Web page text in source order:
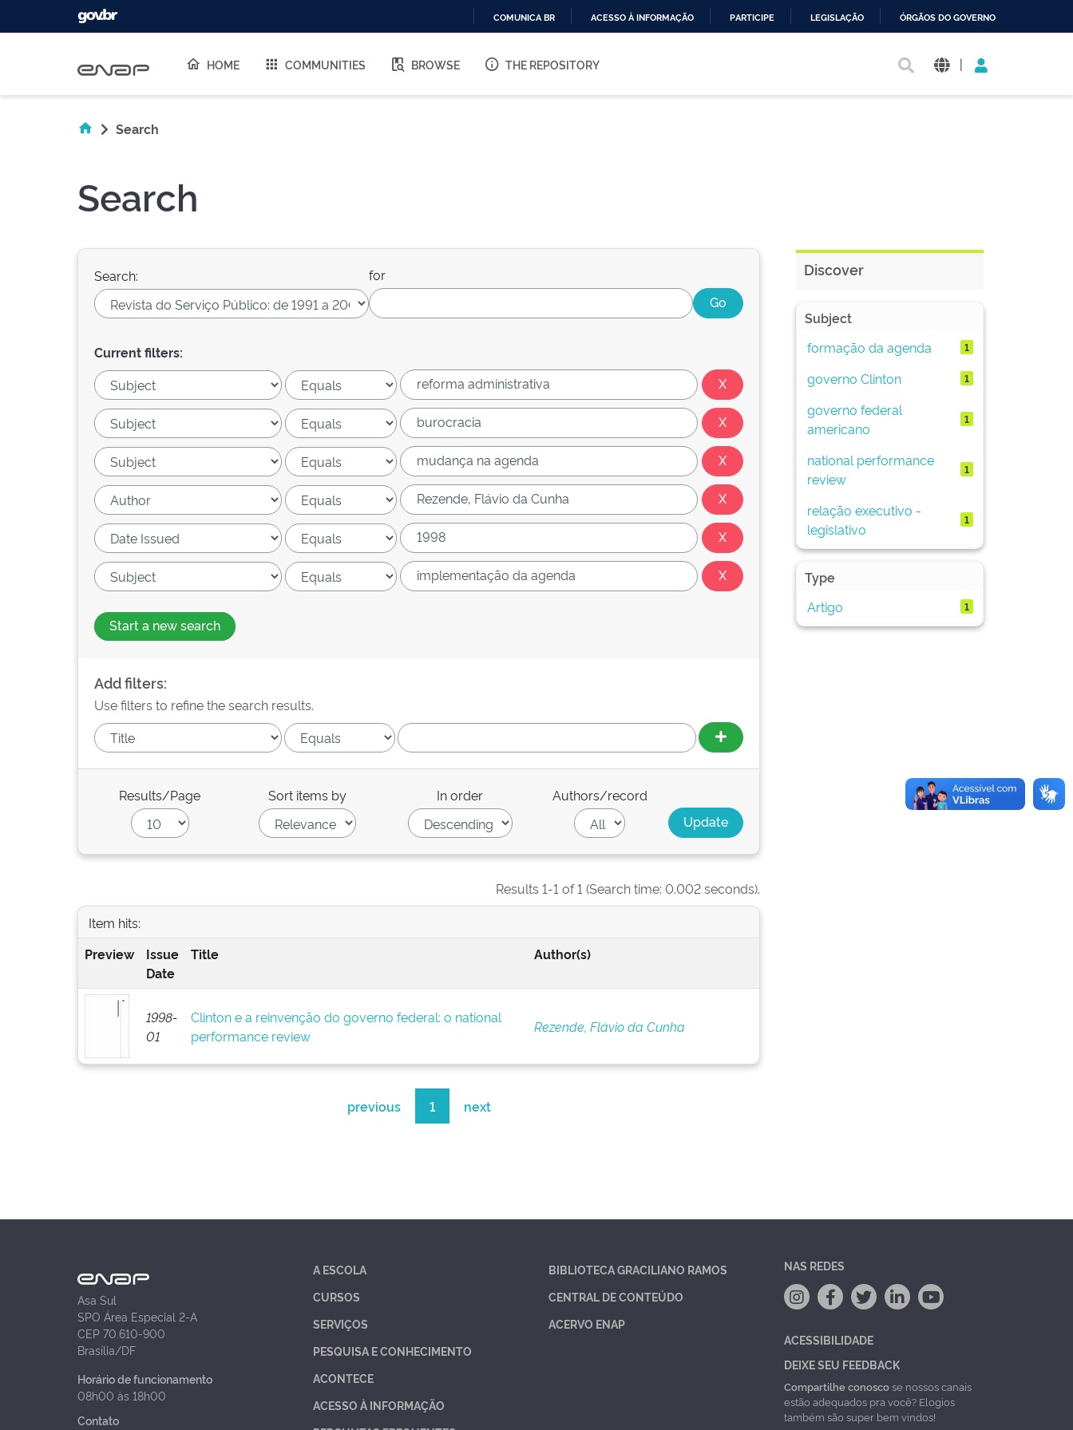
O
COMUNICA BR ACESSO À INFORMAÇÃO PARTICIPE LEGISLAÇÃO ÓRGÃOS DO GOVERNO
HOME COMMUNITIES BROWSE THE REPOSITORY |
Search
Search
Search: for
Current filters:
Start a new search
Add filters:
Use filters to refine the search results.
Results/Page Sort items by In order Authors/record
Results 1-1 of 1 (Search time: 0.002 seconds).
Item hits:
Preview
Issue
Date
Title Author(s)
1998-
01
Clinton e a reinvenção do governo federal: o national
performance review
Rezende, Flávio da Cunha
previous 1 next
Discover
Subject
formação da agenda
1
governo Clinton 1
governo federal
americano
1
national performance
review
1
relação executivo -
legislativo
1
Type
Artigo
1
Asa Sul
SPO Área Especial 2-A
CEP 70.610-900
Brasília/DF
Horário de funcionamento
08h00 às 18h00
Contato
A ESCOLA
CURSOS
SERVIÇOS
PESQUISA E CONHECIMENTO
ACONTECE
ACESSO À INFORMAÇÃO
BIBLIOTECA GRACILIANO RAMOS
CENTRAL DE CONTEÚDO
ACERVO ENAP
NAS REDES
ACESSIBILIDADE
DEIXE SEU FEEDBACK
Compartilhe conoscose nossos canais
estão adequados pra você? Elogios
também são super bem vindos!